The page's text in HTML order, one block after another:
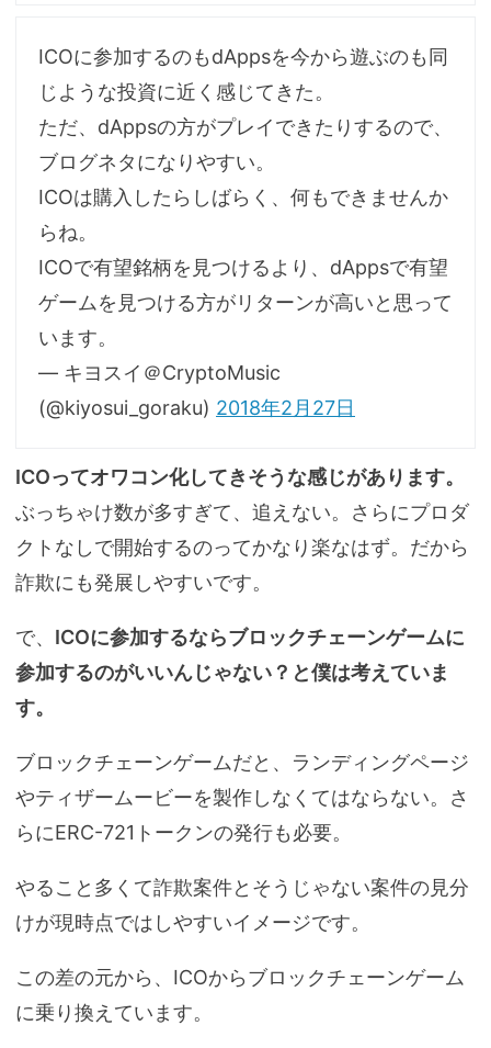
ICOに参加するのもdAppsを今から遊ぶのも同
じような投資に近く感じてきた。
ただ、dAppsの方がプレイできたりするので、
ブログネタになりやすい。
ICOは購入したらしばらく、何もできませんか
らね。
ICOで有望銘柄を見つけるより、dAppsで有望
ゲームを見つける方がリターンが高いと思って
います。
— キヨスイ＠CryptoMusic
(@kiyosui_goraku) 2018年2月27日
ICOってオワコン化してきそうな感じがあります。
ぶっちゃけ数が多すぎて、追えない。さらにプロダ
クトなしで開始するのってかなり楽なはず。だから
詐欺にも発展しやすいです。
で、 ICOに参加するならブロックチェーンゲームに
参加するのがいいんじゃない？と僕は考えていま
す。
ブロックチェーンゲームだと、ランディングページ
やティザームービーを製作しなくてはならない。さ
らにERC-721トークンの発行も必要。
やること多くて詐欺案件とそうじゃない案件の見分
けが現時点ではしやすいイメージです。
この差の元から、ICOからブロックチェーンゲーム
に乗り換えています。